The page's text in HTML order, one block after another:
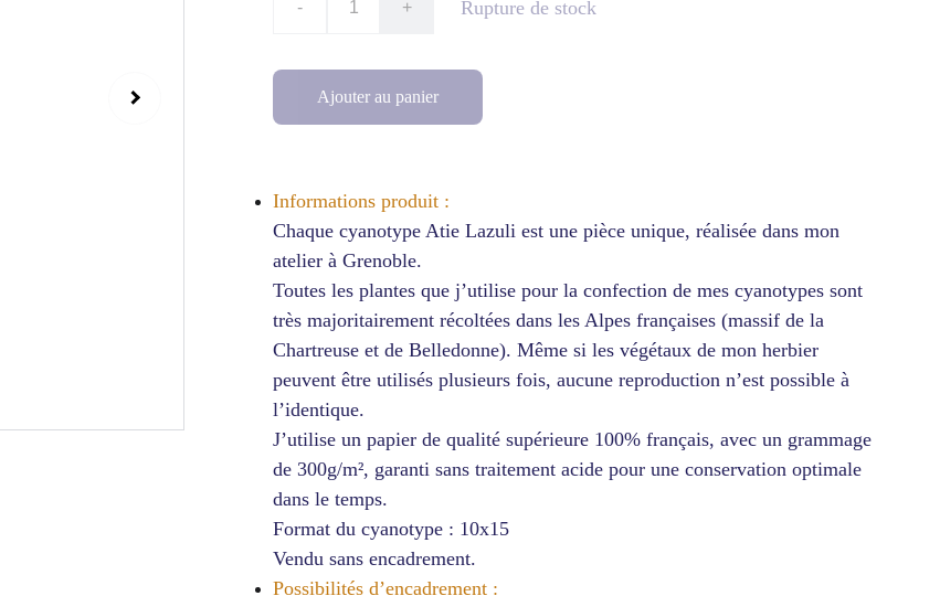
- + Rupture de stock
Ajouter au panier
Informations produit :
Chaque cyanotype Atie Lazuli est une pièce unique, réalisée dans mon
atelier à Grenoble.
Toutes les plantes que j’utilise pour la confection de mes cyanotypes sont
très majoritairement récoltées dans les Alpes françaises (massif de la
Chartreuse et de Belledonne). Même si les végétaux de mon herbier
peuvent être utilisés plusieurs fois, aucune reproduction n’est possible à
l’identique.
J’utilise un papier de qualité supérieure 100% français, avec un grammage
de 300g/m², garanti sans traitement acide pour une conservation optimale
dans le temps.
Format du cyanotype : 10x15
Vendu sans encadrement.
Possibilités d’encadrement :